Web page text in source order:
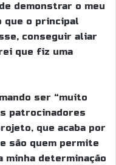
demonstrar o meu
que o principal
conseguir aliar
que fiz uma
ser “muito
patrocinadores
que acaba por
são quem permite
minha determinação